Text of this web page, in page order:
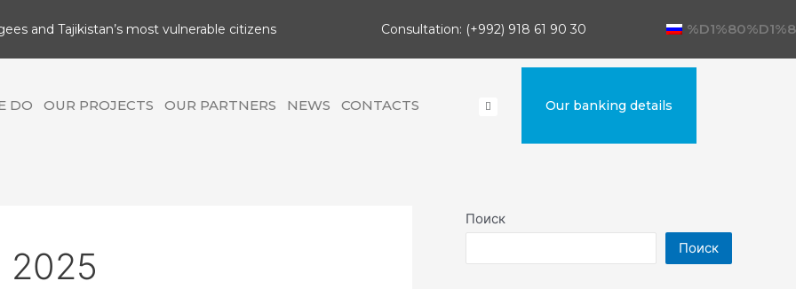
and Tajikistan’s most vulnerable citizens Сonsultation: (+992) 918 61 90 30
DO OUR PROJECTS OUR PARTNERS NEWS CONTACTS Our banking details
2025
Поиск
Поиск